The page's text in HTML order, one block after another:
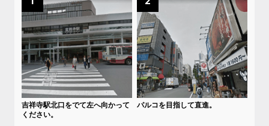
吉祥寺駅北口をでて左へ向かって
ください。
パルコを目指して直進。